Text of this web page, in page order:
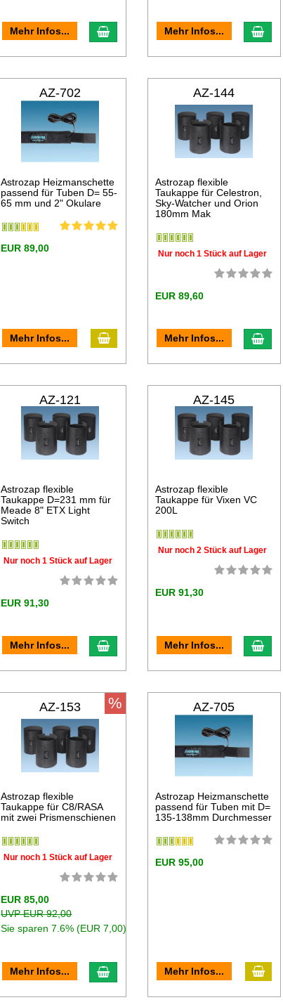
Mehr Infos... Mehr Infos...
AZ-702
Astrozap Heizmanschette
passend für Tuben D= 55-
65 mm und 2" Okulare
EUR 89,00
Mehr Infos...
AZ-144
Astrozap flexible
Taukappe für Celestron,
Sky-Watcher und Orion
180mm Mak
Nur noch 1 Stück auf Lager
EUR 89,60
Mehr Infos...
AZ-121
Astrozap flexible
Taukappe D=231 mm für
Meade 8" ETX Light
Switch
Nur noch 1 Stück auf Lager
EUR 91,30
Mehr Infos...
AZ-145
Astrozap flexible
Taukappe für Vixen VC
200L
Nur noch 2 Stück auf Lager
EUR 91,30
Mehr Infos...
AZ-153
Astrozap flexible
Taukappe für C8/RASA
mit zwei Prismenschienen
Nur noch 1 Stück auf Lager
EUR 85,00
UVP EUR 92,00
Sie sparen 7.6% (EUR 7,00)
Mehr Infos...
% AZ-705
Astrozap Heizmanschette
passend für Tuben mit D=
135-138mm Durchmesser
EUR 95,00
Mehr Infos...